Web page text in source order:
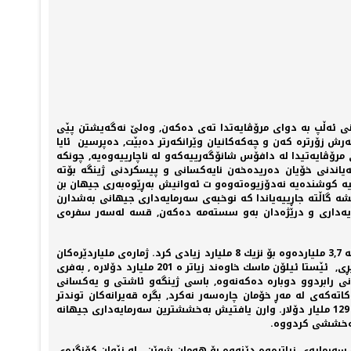
ئەڵپ بە دوای مرۆڤایەتدا تەی دەكەن, وەلێ نەگەیشتن پێی
كەن و چەكەكانیان وێرانكەرتر دەبێت, دەپرسین ئایا
دوای مرۆڤایەتیدا لە دافۆس شانۆگەرییەكەو لە ناچارییەوەیە, چونكە
خۆیان دەریدەخەن نایەكسانی و پیسكردنی ژینگە بۆتە
كوشندەیە نەدۆزیوەتەوەو ت ئەوانیش بەڕێوەبەری جیهان بن
جاڕییەیاندا كە نوخبەی سەرمایەداری جیهانی بەشدارن
سەرمایەداری و درێژەدان بەو سستەمە دەكەن, قسە لەسەر سفرەی
دافوس شوێنی یەكتر بینینی ئەوانەی هۆكاری كێشەكانی نایەكسانی پیسی ژینگەو شەڕن. لەم پەنجا و یەك ساڵە ژمارەی دانیشتوانی زەوی لە 3,7 ملیاردەوە بۆ نزیك 8 ملیارد زیادی كرد. ژمارەی ملیاردێرەكان
سەدان جار زیادی كرد, بۆ یەكەمجار لە مێژوودا 8 ملیاردێری خاوەند زیاتر لە سەت ملیار دۆلار هەیە لە جیهان, دوانیش دوسەت و سێسەتیان بڕی, ئێستا ئیلۆن ماسك خاوەند زیاتر ە 201 ملیارد دۆلارە , بەفری
رابردوو دوبارە دەكەنەوە, باسی ژینگەو ئاشتی و یەكسانی
وەك زەكاتەكەی لە مەڕ خۆمان چارەسەر نەكرد, بگرە قەیرانەكان توندتر
بونەوە. گیتس وێڕای بەخششەكانی لە دەیەی رابردو كە گەیشتە 45 ملیار دۆلار, كەچی 76 ملیار دۆلار قازانجی كردووە سەرمایەكەی بووە بە 129 ملیار دۆلار. وارن یافتیش بەخششترین سەرمایەداری جیهانە